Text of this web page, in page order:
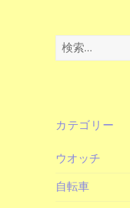
検
索:
カテゴリー
ウオッチ
自転車